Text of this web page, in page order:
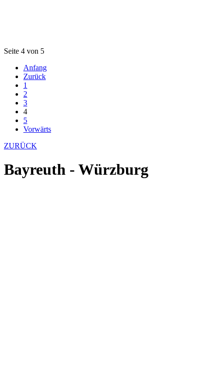
Seite 4 von 5
Anfang
Zurück
1
2
3
4
5
Vorwärts
ZURÜCK
Bayreuth - Würzburg